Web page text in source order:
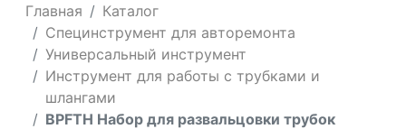
Главная
Каталог
Специнструмент для авторемонта
Универсальный инструмент
Инструмент для работы с трубками и
шлангами
BPFTH Набор для развальцовки трубок